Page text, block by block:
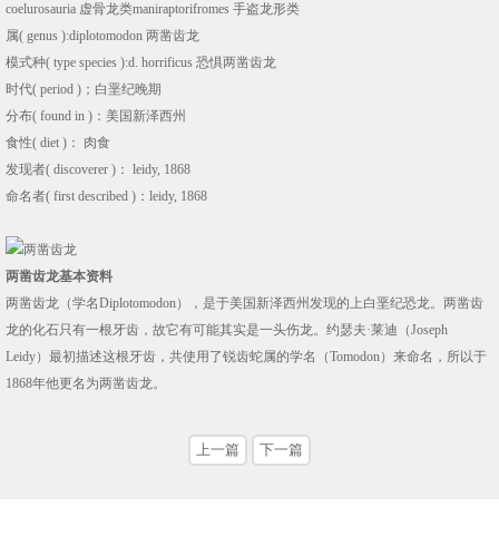
coelurosauria 虚骨龙类maniraptorifromes 手盗龙形类
属( genus ):diplotomodon 两凿齿龙
模式种( type species ):d. horrificus 恐惧两凿齿龙
时代( period )；白垩纪晚期
分布( found in )：美国新泽西州
食性( diet )： 肉食
发现者( discoverer )： leidy, 1868
命名者( first described )：leidy, 1868
两凿齿龙基本资料
两凿齿龙（学名Diplotomodon），是于美国新泽西州发现的上白垩纪恐龙。两凿齿
龙的化石只有一根牙齿，故它有可能其实是一头伤龙。约瑟夫·莱迪（Joseph
Leidy）最初描述这根牙齿，共使用了锐齿蛇属的学名（Tomodon）来命名，所以于
1868年他更名为两凿齿龙。
上一篇 下一篇